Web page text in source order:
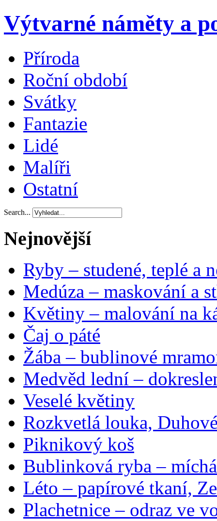
Výtvarné náměty a
Příroda
Roční období
Svátky
Fantazie
Lidé
Malíři
Ostatní
Search...
Nejnovější
Ryby – studené, teplé a
Medúza – maskování a
Květiny – malování na
Čaj o páté
Žába – bublinové
Medvěd lední –
Veselé květiny
Rozkvetlá louka,
Piknikový koš
Bublinková ryba –
Léto – papírové tkaní,
Plachetnice – odraz ve